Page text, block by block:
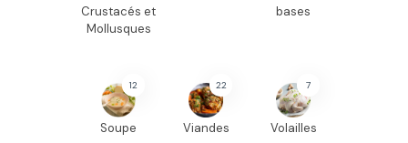
Crustacés et
Mollusques
bases
12
Soupe
22
Viandes
7
Volailles